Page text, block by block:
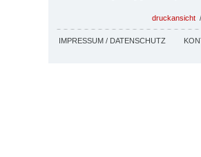
druckansicht /
IMPRESSUM / DATENSCHUTZ